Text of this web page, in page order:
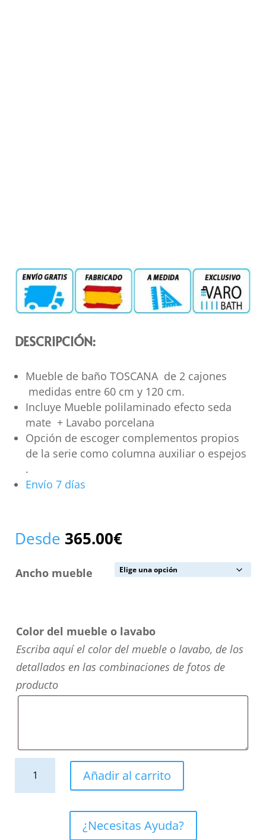
DESCRIPCIÓN:
Mueble de baño TOSCANA de 2 cajones
medidas entre 60 cm y 120 cm.
Incluye Mueble polilaminado efecto seda
mate + Lavabo porcelana
Opción de escoger complementos propios
de la serie como columna auxiliar o espejos
.
Envío 7 días
Desde 365.00€
Ancho mueble
Color del mueble o lavabo
Escriba aquí el color del mueble o lavabo, de los
detallados en las combinaciones de fotos de
producto
Añadir al carrito
¿Necesitas Ayuda?